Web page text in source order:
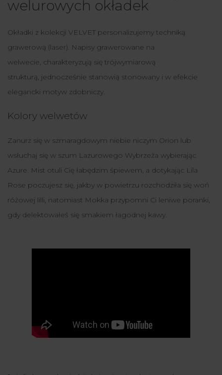
welurowych okładek
Okładki z kolekcji VELVET personalizujemy techniką
grawerową (laser). Napisy grawerowane na
welwecie, charakteryzują się trójwymiarową
strukturą, jednocześnie stanowią stonowany i w efekcie
elegancki motyw zdobniczy.
Kolory welwetów
Zanurz się w szmaragdowym niebie niczym Orion lub
wsłuchaj się w szum Lazurowego Wybrzeża wybierając
Azure. Mist otuli Cię łabędzim śpiewem, a dotykając Lila
Rose poczujesz się, jakby w powietrzu rozchodziła się woń
różowej lilli, natomiast Mokka przypomni Ci leniwe poranki,
gdy delektowałeś się smakiem łagodnej kawy.